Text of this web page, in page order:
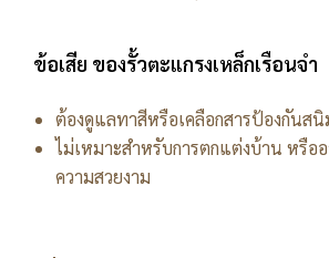
ข้อเสีย ของรั้วตะแกรงเหล็กเรือนจำ
ต้องดูแลทาสีหรือเคลือกสารป้องกันส
ไม่เหมาะสำหรับการตกแต่งบ้าน หรือ
ความสวยงาม